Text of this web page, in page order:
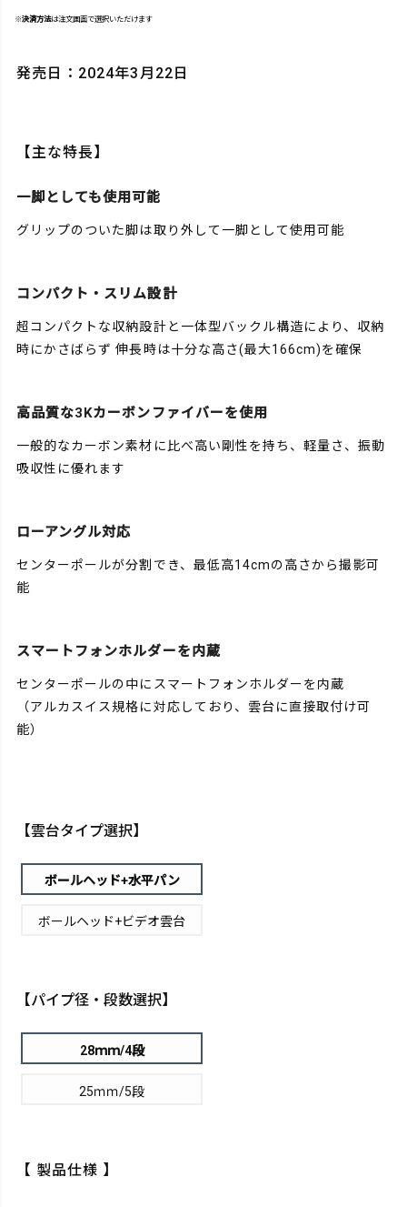
※決済方法は注文画面で選択いただけます
発売日：2024年3月22日
【主な特長】
一脚としても使用可能
グリップのついた脚は取り外して一脚として使用可能
コンパクト・スリム設計
超コンパクトな収納設計と一体型バックル構造により、収納
時にかさばらず 伸長時は十分な高さ(最大166cm)を確保
高品質な3Kカーボンファイバーを使用
一般的なカーボン素材に比べ高い剛性を持ち、軽量さ、振動
吸収性に優れます
ローアングル対応
センターポールが分割でき、最低高14cmの高さから撮影可
能
スマートフォンホルダーを内蔵
センターポールの中にスマートフォンホルダーを内蔵
（アルカスイス規格に対応しており、雲台に直接取付け可
能）
【雲台タイプ選択】
ボールヘッド+水平パン
ボールヘッド+ビデオ雲台
【パイプ径・段数選択】
28ｍｍ/4段
25ｍｍ/5段
【 製品仕様 】